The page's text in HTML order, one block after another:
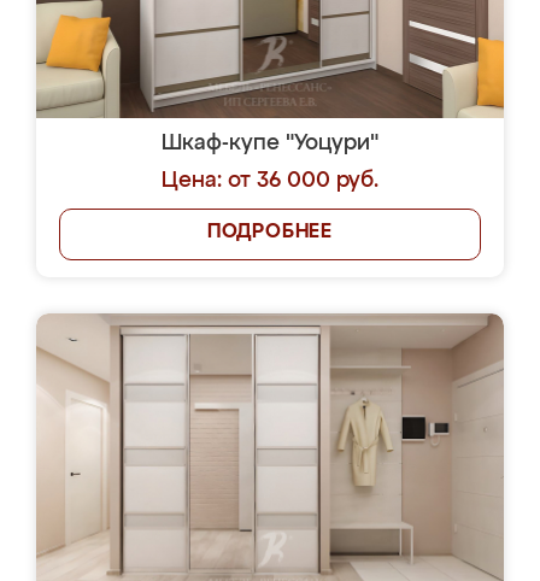
Шкаф-купе "Уоцури"
Цена: от 36 000 руб.
ПОДРОБНЕЕ